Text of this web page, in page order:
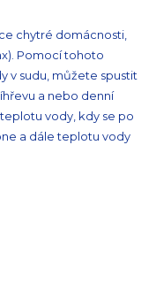
chytré domácnosti,
Pomocí tohoto
v sudu, můžete spustit
a nebo denní
vody, kdy se po
a dále teplotu vody